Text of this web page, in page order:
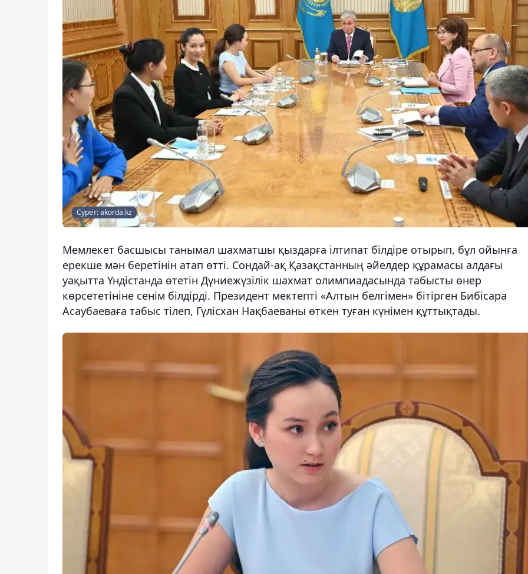
Сурет: akorda.kz
Мемлекет басшысы танымал шахматшы қыздарға ілтипат білдіре отырып, бұл ойынға
ерекше мән беретінін атап өтті. Сондай-ақ Қазақстанның әйелдер құрамасы алдағы
уақытта Үндістанда өтетін Дүниежүзілік шахмат олимпиадасында табысты өнер
көрсететініне сенім білдірді. Президент мектепті «Алтын белгімен» бітірген Бибісара
Асаубаеваға табыс тілеп, Гүлісхан Нақбаеваны өткен туған күнімен құттықтады.